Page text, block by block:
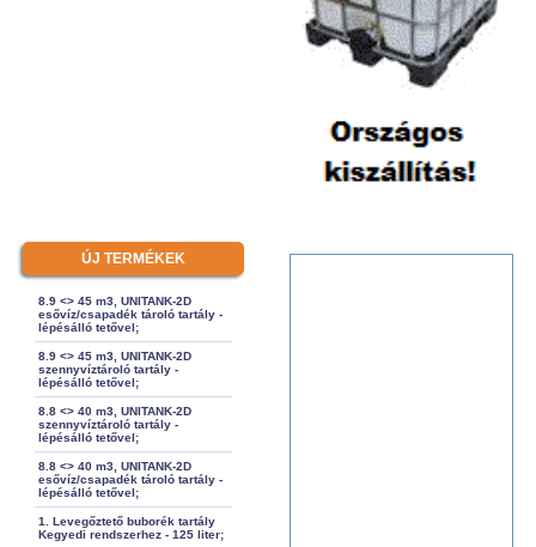
ÚJ TERMÉKEK
8.9 <> 45 m3, UNITANK-2D
esővíz/csapadék tároló tartály -
lépésálló tetővel;
8.9 <> 45 m3, UNITANK-2D
szennyvíztároló tartály -
lépésálló tetővel;
8.8 <> 40 m3, UNITANK-2D
szennyvíztároló tartály -
lépésálló tetővel;
8.8 <> 40 m3, UNITANK-2D
esővíz/csapadék tároló tartály -
lépésálló tetővel;
1. Levegőztető buborék tartály
Kegyedi rendszerhez - 125 liter;